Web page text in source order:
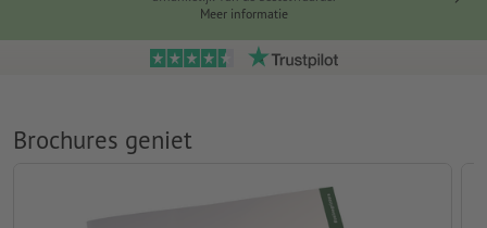
Meer informatie
Brochures geniet